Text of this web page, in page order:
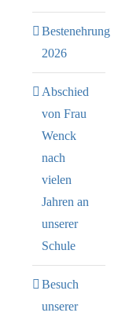
Bestenehrung
2026
Abschied
von Frau
Wenck
nach
vielen
Jahren an
unserer
Schule
Besuch
unserer